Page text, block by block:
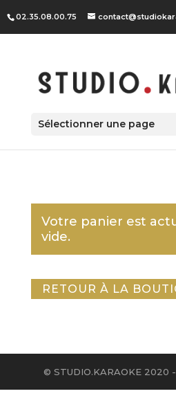
02.35.08.00.75
Sélectionner une page
Votre panier est
vide.
RETOUR À LA
© STUDIO.KARAOKE 2020 -